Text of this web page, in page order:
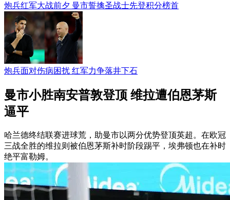
炮兵红军大战前夕 曼市誓擒圣战士先登积分榜首
炮兵面对伤病困扰 红军力争落井下石
曼市小胜南安普敦登顶 维拉遭伯恩茅斯
逼平
哈兰德终结联赛进球荒，助曼市以两分优势登顶英超。在欧冠
三战全胜的维拉则被伯恩茅斯补时阶段踢平，埃弗顿也在补时
绝平富勒姆。